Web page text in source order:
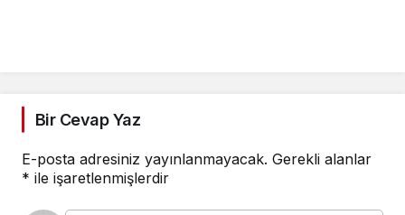
Bir Cevap Yaz
E-posta adresiniz yayınlanmayacak. Gerekli alanlar
* ile işaretlenmişlerdir